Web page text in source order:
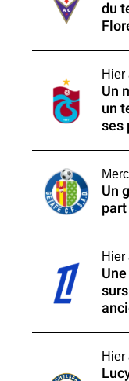
du
Hier
Un
un
ses
Un
Hier
Hier